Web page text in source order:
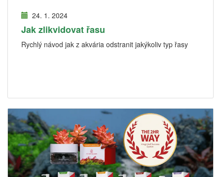
24. 1. 2024
Jak zlikvidovat řasu
Rychlý návod jak z akvária odstranit jakýkoliv typ řasy